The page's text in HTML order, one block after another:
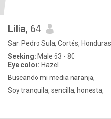
Lilia, 64
San Pedro Sula, Cortés, Honduras
Seeking: Male 63 - 80
Eye color: Hazel
Buscando mi media naranja,
Soy tranquila, sencilla, honesta,